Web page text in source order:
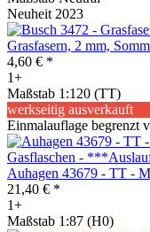
Neuheit 2023
Grasfasern, 2 mm,
4,60 € *
1+
Maßstab 1:120 (TT)
werkseitig ausverkauft
Einmalauflage begrenzt
Auhagen 43679 - TT -
21,40 € *
1+
Maßstab 1:87 (H0)